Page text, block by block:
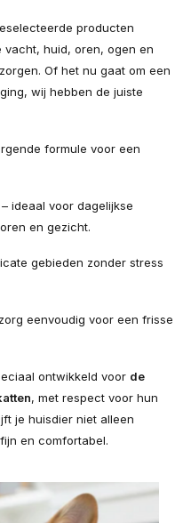
producten
vacht, huid, oren, ogen en
Of het nu gaat om een
wij hebben de juiste
formule voor een
– ideaal voor dagelijkse
en gezicht.
gebieden zonder stress
eenvoudig voor een frisse
ontwikkeld voor de
, met respect voor hun
je huisdier niet alleen
en comfortabel.